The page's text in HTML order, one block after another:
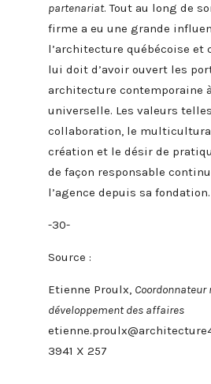
partenariat. Tout au long de
firme a eu une grande
l’architecture québécoise et
lui doit d’avoir ouvert les
architecture contemporaine
universelle. Les valeurs
collaboration, le
création et le désir de
de façon responsable
l’agence depuis sa fondation.
-30-
Source :
Etienne Proulx,
développement des affaires
3941 X 257